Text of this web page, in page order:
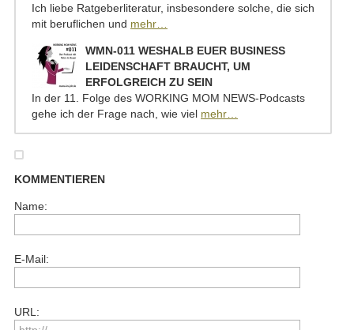
Ich liebe Ratgeberliteratur, insbesondere solche, die sich
mit beruflichen und mehr…
WMN-011 WESHALB EUER BUSINESS
LEIDENSCHAFT BRAUCHT, UM
ERFOLGREICH ZU SEIN
In der 11. Folge des WORKING MOM NEWS-Podcasts
gehe ich der Frage nach, wie viel mehr…
KOMMENTIEREN
Name:
E-Mail:
URL: